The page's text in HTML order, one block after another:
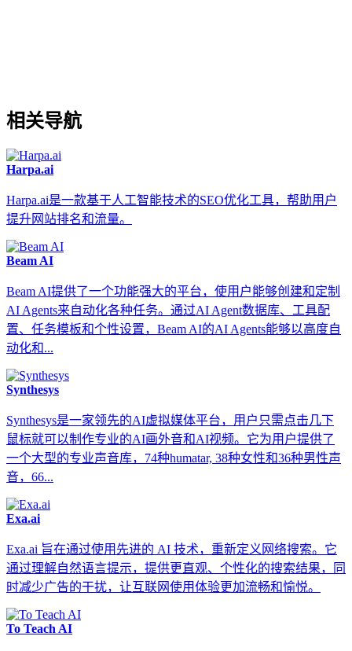
相关导航
Harpa.ai
Harpa.ai是一款基于人工智能技术的SEO优化工具，帮助用户
提升网站排名和流量。
Beam AI
Beam AI提供了一个功能强大的平台，使用户能够创建和定制
AI Agents来自动化各种任务。通过AI Agent数据库、工具配
置、任务模板和个性设置，Beam AI的AI Agents能够以高度自
动化和...
Synthesys
Synthesys是一家领先的AI虚拟媒体平台，用户只需点击几下
鼠标就可以制作专业的AI画外音和AI视频。它为用户提供了
一个大型的专业声音库，74种humatar, 38种女性和36种男性声
音，66...
Exa.ai
Exa.ai 旨在通过使用先进的 AI 技术，重新定义网络搜索。它
通过理解自然语言提示，提供更直观、个性化的搜索结果，同
时减少广告的干扰，让互联网使用体验更加流畅和愉悦。
To Teach AI